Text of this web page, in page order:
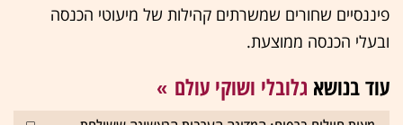
פיננסיים שחורים שמשרתים קהילות של מיעוטי הכנסה
ובעלי הכנסה ממוצעת.
עוד בנושא גלובלי ושוקי עולם